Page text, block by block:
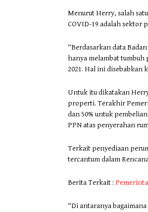
Menurut Herry, salah
COVID-19 adalah sektor
“Berdasarkan data
hanya melambat tumbuh
2021. Hal ini disebabkan
Untuk itu dikatakan
properti. Terakhir
dan 50% untuk
PPN atas penyerahan
Terkait penyediaan
tercantum dalam
Berita Terkait :
“Di antaranya